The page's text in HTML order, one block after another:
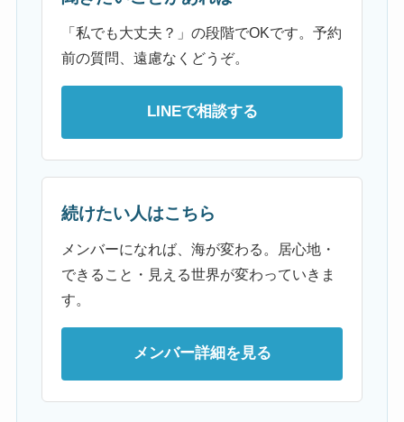
「私でも大丈夫？」の段階でOKです。予約
前の質問、遠慮なくどうぞ。
LINEで相談する
続けたい人はこちら
メンバーになれば、海が変わる。居心地・
できること・見える世界が変わっていきま
す。
メンバー詳細を見る